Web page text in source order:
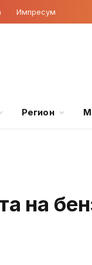
Импресум
Регион
на